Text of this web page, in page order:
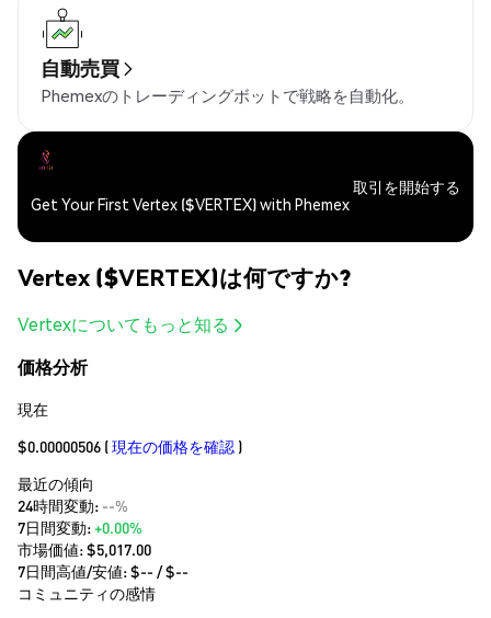
自動売買
Phemexのトレーディングボットで戦略を自動化。
Get Your First Vertex ($VERTEX) with Phemex
取引を開始する
Vertex ($VERTEX)は何ですか?
Vertexについてもっと知る
価格分析
現在
$0.00000506 (現在の価格を確認 )
最近の傾向
24時間変動: --%
7日間変動:+0.00%
市場価値:$5,017.00
7日間高値/安値: $-- / $--
コミュニティの感情